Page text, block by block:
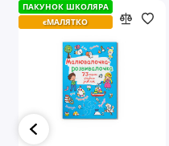
ПАКУНОК ШКОЛЯРА
єМАЛЯТКО
ПАКУНОК ШКОЛЯРА
єМАЛЯТКО